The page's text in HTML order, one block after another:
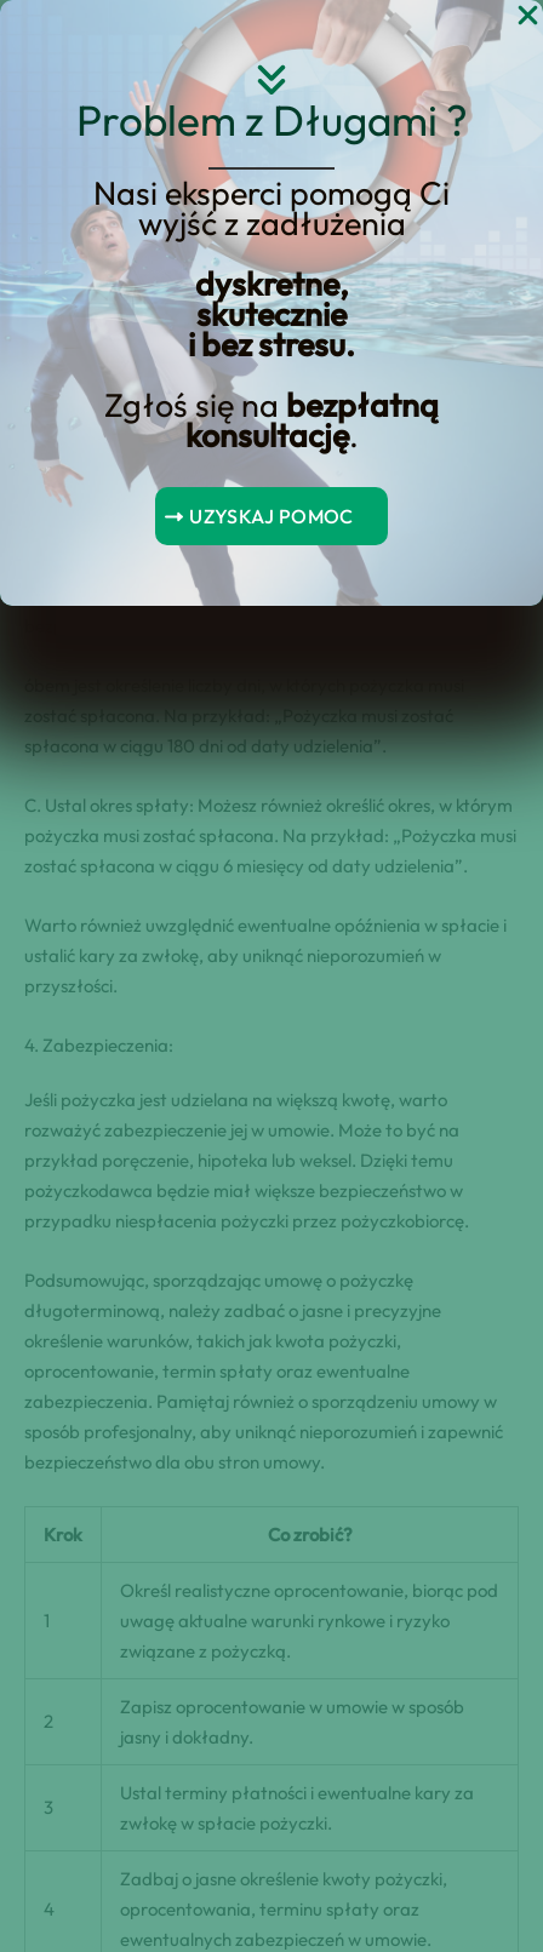
Problem z Długami ?
Nasi eksperci pomogą Ci
wyjść z zadłużenia
dyskretne,
skutecznie
i bez stresu.
Zgłoś się na bezpłatną
konsultację.
UZYSKAJ POMOC
Przejdź
jak znaleźć prywatną
pożyczkę online?
oraz o uwzględnieniu ewentualnych ryzyk w umowie, aby
zabezpieczyć interesy pożyczkodawcy.
użenia. Pamiętajmy, że dokładność i jasność umowy to klucz
do uniknięcia potencjalnych sporów i zapewnienia obu stronom
spłacona w ciągu 180 dni od daty udzielenia”.
C. Ustal okres spłaty: Możesz również określić okres, w którym
pożyczka musi zostać spłacona. Na przykład: „Pożyczka musi
zostać spłacona w ciągu 6 miesięcy od daty udzielenia”.
Warto również uwzględnić ewentualne opóźnienia w spłacie i
ustalić kary za zwłokę, aby uniknąć nieporozumień w
przyszłości.
4. Zabezpieczenia:
Jeśli pożyczka jest udzielana na większą kwotę, warto
rozważyć zabezpieczenie jej w umowie. Może to być na
przykład poręczenie, hipoteka lub weksel. Dzięki temu
pożyczkodawca będzie miał większe bezpieczeństwo w
przypadku niespłacenia pożyczki przez pożyczkobiorcę.
Podsumowując, sporządzając umowę o pożyczkę
długoterminową, należy zadbać o jasne i precyzyjne
określenie warunków, takich jak kwota pożyczki,
oprocentowanie, termin spłaty oraz ewentualne
zabezpieczenia. Pamiętaj również o sporządzeniu umowy w
sposób profesjonalny, aby uniknąć nieporozumień i zapewnić
bezpieczeństwo dla obu stron umowy.
Krok Co zrobić?
1
Określ realistyczne oprocentowanie, biorąc pod
uwagę aktualne warunki rynkowe i ryzyko
związane z pożyczką.
2
Zapisz oprocentowanie w umowie w sposób
jasny i dokładny.
3
Ustal terminy płatności i ewentualne kary za
zwłokę w spłacie pożyczki.
4
Zadbaj o jasne określenie kwoty pożyczki,
oprocentowania, terminu spłaty oraz
ewentualnych zabezpieczeń w umowie.